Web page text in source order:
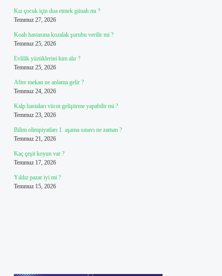
Kız çocuk için dua etmek günah mı ?
Temmuz 27, 2026
Koah hastasına kozalak şurubu verilir mi ?
Temmuz 25, 2026
Evlilik yüzüklerini kim alır ?
Temmuz 25, 2026
After mekan ne anlama gelir ?
Temmuz 24, 2026
Kalp hastaları vücut geliştirme yapabilir mi ?
Temmuz 23, 2026
Bilim olimpiyatları 1. aşama sınavı ne zaman ?
Temmuz 21, 2026
Kaç çeşit koyun var ?
Temmuz 17, 2026
Yıldız pazar iyi mi ?
Temmuz 15, 2026